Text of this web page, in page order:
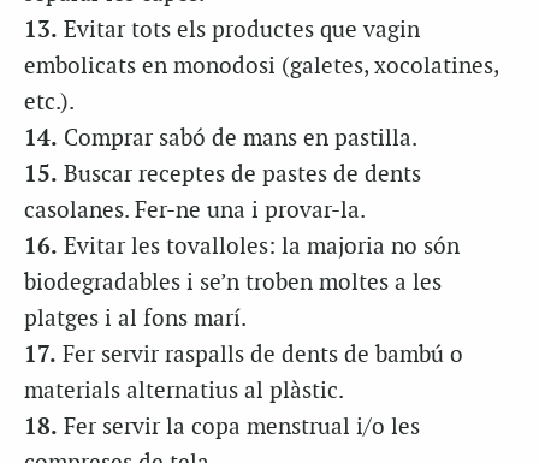
13. Evitar tots els productes que vagin
embolicats en monodosi (galetes, xocolatines,
etc.).
14. Comprar sabó de mans en pastilla.
15. Buscar receptes de pastes de dents
casolanes. Fer-ne una i provar-la.
16. Evitar les tovalloles: la majoria no són
biodegradables i se’n troben moltes a les
platges i al fons marí.
17. Fer servir raspalls de dents de bambú o
materials alternatius al plàstic.
18. Fer servir la copa menstrual i/o les